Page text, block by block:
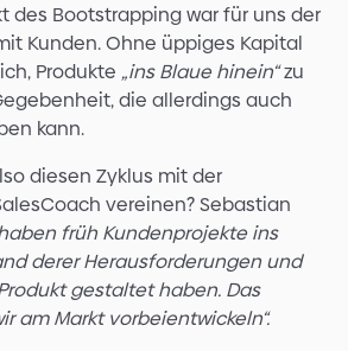
des Bootstrapping war für uns der
Kunden. Ohne üppiges Kapital
Produkte „ins Blaue hinein“zu
die allerdings auch
kann.
diesen Zyklus mit der
vereinen? Sebastian
haben früh Kundenprojekte ins
derer Herausforderungen und
gestaltet haben. Das
am Markt vorbeientwickeln“.